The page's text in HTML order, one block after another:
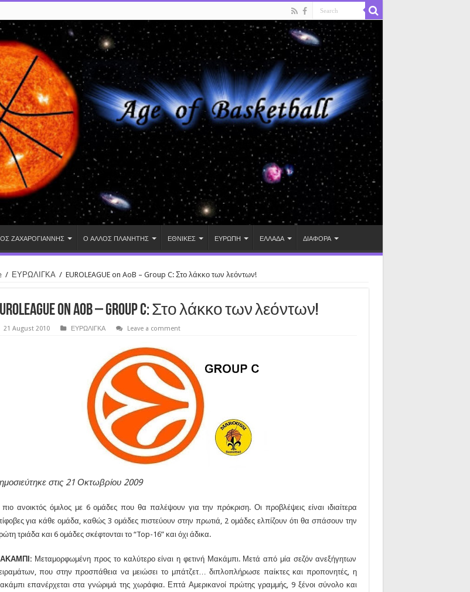
ΖΑΧΑΡΟΓΙΑΝΝΗΣ Ο ΑΛΛΟΣ ΠΛΑΝΗΤΗΣ ΕΘΝΙΚΕΣ ΕΥΡΩΠΗ ΕΛΛΑΔΑ ΔΙΑΦΟΡΑ
/ ΕΥΡΩΛΙΓΚΑ / EUROLEAGUE on AoB – Group C: Στο λάκκο των λεόντων!
on AoB – Group C: Στο λάκκο των λεόντων!
21 August 2010 ΕΥΡΩΛΙΓΚΑ Leave a comment
στις 21 Οκτωβρίου 2009
ανοικτός όμιλος με 6 ομάδες που θα παλέψουν για την πρόκριση. Οι προβλέψεις είναι ιδιαίτερα
για κάθε ομάδα, καθώς 3 ομάδες πιστεύουν στην πρωτιά, 2 ομάδες ελπίζουν ότι θα σπάσουν την
τριάδα και 6 ομάδες σκέφτονται το “Top-16” και όχι άδικα.
Μεταμορφωμένη προς το καλύτερο είναι η φετινή Μακάμπι. Μετά από μία σεζόν ανεξήγητων
που στην προσπάθεια να μειώσει το μπάτζετ… διπλοπλήρωσε παίκτες και προπονητές, η
επανέρχεται στα γνώριμά της χωράφια. Επτά Αμερικανοί πρώτης γραμμής, 9 ξένοι σύνολο και